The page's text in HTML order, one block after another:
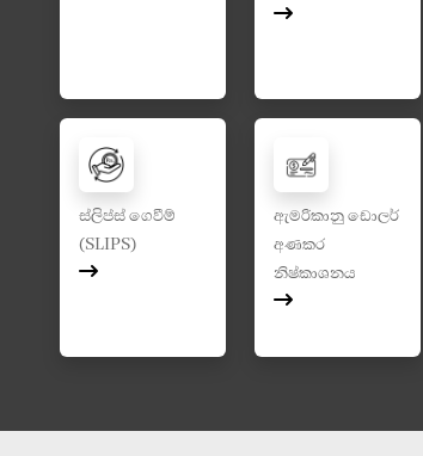
ස්ලිප්ස් ගෙවීම්
(SLIPS)
ඇමරිකානු ඩොලර්
අණකර
නිෂ්කාශනය